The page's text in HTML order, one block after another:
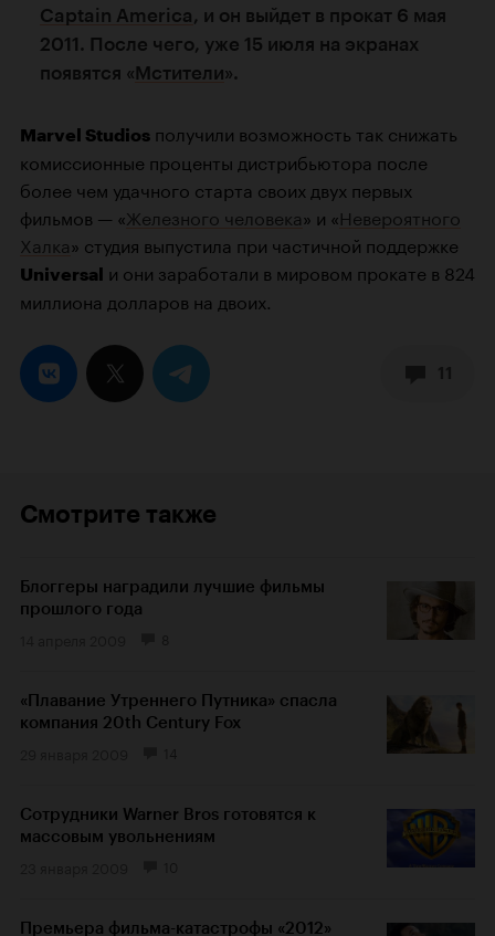
Captain America, и он выйдет в прокат 6 мая
2011. После чего, уже 15 июля на экранах
появятся «Мстители».
Marvel Studios получили возможность так снижать
комиссионные проценты дистрибьютора после
более чем удачного старта своих двух первых
фильмов — «Железного человека» и «Невероятного
Халка» студия выпустила при частичной поддержке
Universal и они заработали в мировом прокате в 824
миллиона долларов на двоих.
Смотрите также
Блоггеры наградили лучшие фильмы
прошлого года
«Плавание Утреннего Путника» спасла
компания 20th Century Fox
Сотрудники Warner Bros готовятся к
массовым увольнениям
Премьера фильма-катастрофы «2012»